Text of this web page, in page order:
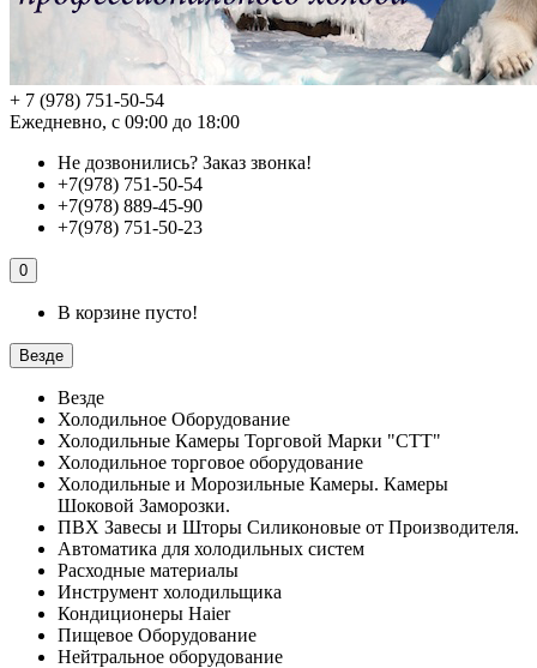
+ 7 (978) 751-50-54
Ежедневно, с 09:00 до 18:00
Не дозвонились? Заказ звонка!
+7(978) 751-50-54
+7(978) 889-45-90
+7(978) 751-50-23
0
В корзине пусто!
Везде
Везде
Холодильное Оборудование
Холодильные Камеры Торговой Марки "СТТ"
Холодильное торговое оборудование
Холодильные и Морозильные Камеры. Камеры
Шоковой Заморозки.
ПВХ Завесы и Шторы Силиконовые от Производителя.
Автоматика для холодильных систем
Расходные материалы
Инструмент холодильщика
Кондиционеры Haier
Пищевое Оборудование
Нейтральное оборудование